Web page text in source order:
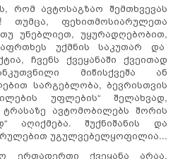
რომ ავტოსაგზაო შემთხვევას
თუმცა, ფეხითმოსიარულეთა
უნებლიეთ, უყურადღებობით,
უქმნის საკუთარ და
ჩვენს ქვეყანაში ქვეითად
მიწისქვეშა ან
სარგებლობა, ბევრისთვის
უფლების“ შელახვად,
ავტომობილებს შორის
აღიქმება. შუქნიშანის და
უგულვებელყოფილია...
ერთადერთი ქვეყანა არაა,